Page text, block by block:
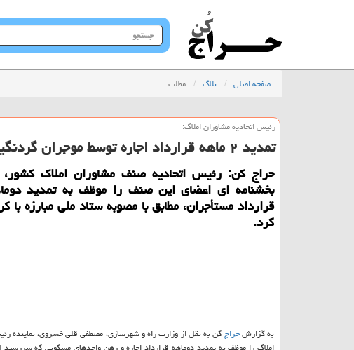
جستجو
در
صفحه اصلی بلاگ مطلب
رئیس اتحادیه مشاوران املاك:
تمدید ۲ ماهه قرارداد اجاره توسط موجران گردنگیر قانونی می باشد
حراج كن: رئیس اتحادیه صنف مشاوران املاك
بخشنامه ای اعضای این صنف را موظف به تمدید
قرارداد مستأجران، مطابق با مصوبه ستاد ملی مبارزه با
كرد.
به گزارشحراجکن به نقل از وزارت راه و شهرسازی، مصطفی قلی خسروی، نماینده